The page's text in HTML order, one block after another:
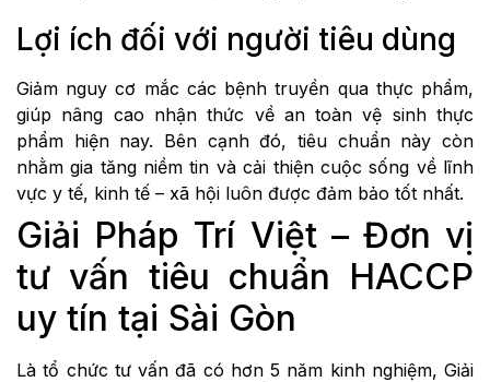
Lợi ích đối với người tiêu dùng
Giảm nguy cơ mắc các bệnh truyền qua thực phẩm,
giúp nâng cao nhận thức về an toàn vệ sinh thực
phẩm hiện nay. Bên cạnh đó, tiêu chuẩn này còn
nhằm gia tăng niềm tin và cải thiện cuộc sống về lĩnh
vực y tế, kinh tế – xã hội luôn được đảm bảo tốt nhất.
Giải Pháp Trí Việt – Đơn vị
tư vấn tiêu chuẩn HACCP
uy tín tại Sài Gòn
Là tổ chức tư vấn đã có hơn 5 năm kinh nghiệm, Giải